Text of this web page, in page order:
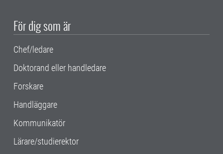
För dig som är
Chef/ledare
Doktorand eller handledare
Forskare
Handläggare
Kommunikatör
Lärare/studierektor